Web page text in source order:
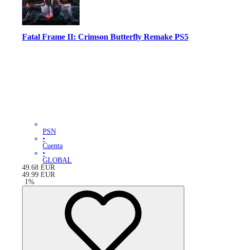
Fatal Frame II: Crimson Butterfly Remake PS5
PSN
•
Cuenta
•
GLOBAL
49.68 EUR
49.99 EUR
-1 %